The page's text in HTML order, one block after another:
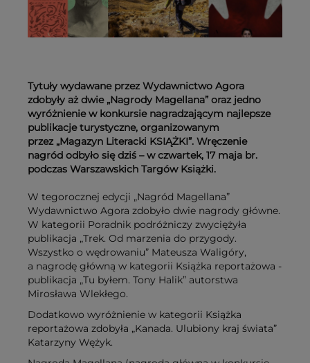
Tytuły wydawane przez Wydawnictwo Agora
zdobyły aż dwie „Nagrody Magellana” oraz jedno
wyróżnienie w konkursie nagradzającym najlepsze
publikacje turystyczne, organizowanym
przez „Magazyn Literacki KSIĄŻKI”. Wręczenie
nagród odbyło się dziś – w czwartek, 17 maja br.
podczas Warszawskich Targów Książki.
W tegorocznej edycji „Nagród Magellana”
Wydawnictwo Agora zdobyło dwie nagrody główne.
W kategorii Poradnik podróżniczy zwyciężyła
publikacja „Trek. Od marzenia do przygody.
Wszystko o wędrowaniu” Mateusza Waligóry,
a nagrodę główną w kategorii Książka reportażowa -
publikacja „Tu byłem. Tony Halik” autorstwa
Mirosława Wlekłego.
Dodatkowo wyróżnienie w kategorii Książka
reportażowa zdobyła „Kanada. Ulubiony kraj świata”
Katarzyny Wężyk.